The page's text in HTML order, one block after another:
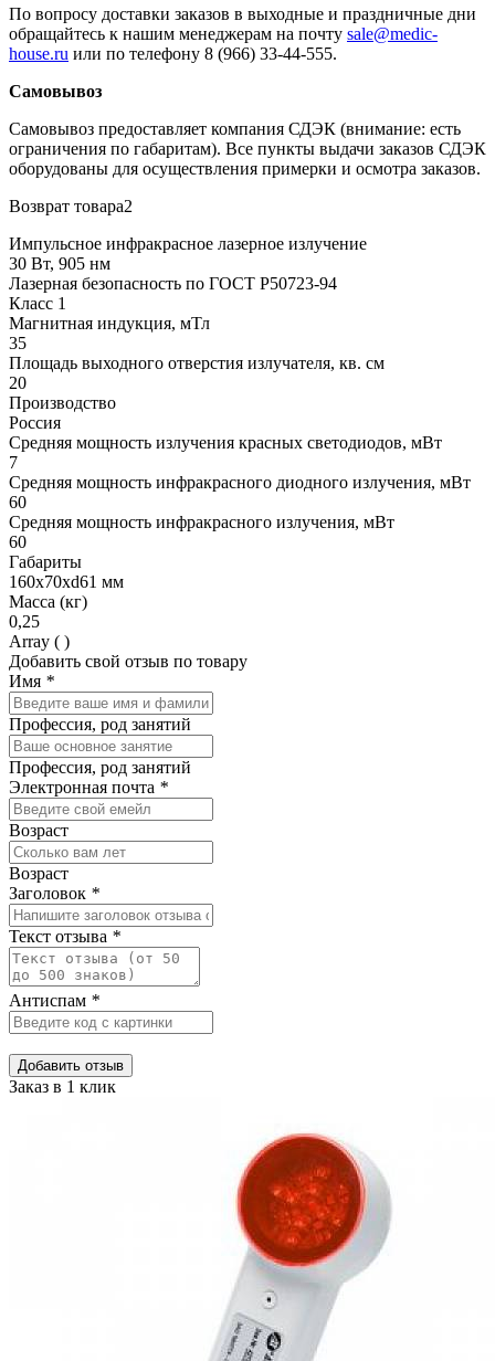
По вопросу доставки заказов в выходные и праздничные дни
обращайтесь к нашим менеджерам на почту sale@medic-
house.ru или по телефону 8 (966) 33-44-555.
Самовывоз
Самовывоз предоставляет компания СДЭК (внимание: есть
ограничения по габаритам). Все пункты выдачи заказов СДЭК
оборудованы для осуществления примерки и осмотра заказов.
Возврат товара2
Импульсное инфракрасное лазерное излучение
30 Вт, 905 нм
Лазерная безопасность по ГОСТ Р50723-94
Класс 1
Магнитная индукция, мТл
35
Площадь выходного отверстия излучателя, кв. см
20
Производство
Россия
Средняя мощность излучения красных светодиодов, мВт
7
Средняя мощность инфракрасного диодного излучения, мВт
60
Средняя мощность инфракрасного излучения, мВт
60
Габариты
160х70хd61 мм
Масса (кг)
0,25
Array ( )
Добавить свой отзыв по товару
Имя *
Профессия, род занятий
Профессия, род занятий
Электронная почта *
Возраст
Возраст
Заголовок *
Текст отзыва *
Антиспам *
Добавить отзыв
Заказ в 1 клик